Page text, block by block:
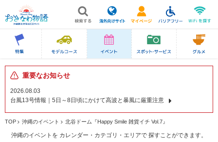
重要なお知らせ
2026.08.03
台風13号情報｜5日～8日頃にかけて高波と暴風に厳重注意
TOP 沖縄のイベント 北谷ドーム『Happy Smile 雑貨イチ Vol.7』
沖縄のイベントを カレンダー・カテゴリ・エリアで 探すことができます。